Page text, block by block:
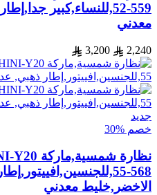
559-52,للنساء,كبير
معدني
2,240
3,200
جديد
خصم %30
568-
الاخضر,خليط معدني